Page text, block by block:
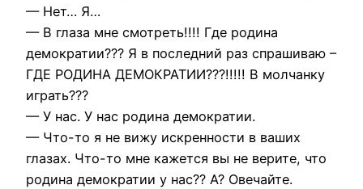
— Нет… Я…
— В глаза мне смотреть!!!! Где родина
демократии??? Я в последний раз спрашиваю –
ГДЕ РОДИНА ДЕМОКРАТИИ???!!!!! В молчанку
играть???
— У нас. У нас родина демократии.
— Что-то я не вижу искренности в ваших
глазах. Что-то мне кажется вы не верите, что
родина демократии у нас?? А? Овечайте.